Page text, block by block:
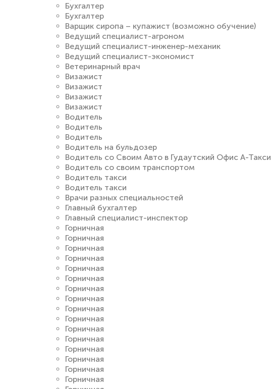
Бухгалтер
Бухгалтер
Варщик сиропа – купажист (возможно обучение)
Ведущий специалист-агроном
Ведущий специалист-инженер-механик
Ведущий специалист-экономист
Ветеринарный врач
Визажист
Визажист
Визажист
Визажист
Водитель
Водитель
Водитель
Водитель на бульдозер
Водитель со Своим Авто в Гудаутский Офис А-Такси
Водитель со своим транспортом
Водитель такси
Водитель такси
Врачи разных специальностей
Главный бухгалтер
Главный специалист-инспектор
Горничная
Горничная
Горничная
Горничная
Горничная
Горничная
Горничная
Горничная
Горничная
Горничная
Горничная
Горничная
Горничная
Горничная
Горничная
Горничная